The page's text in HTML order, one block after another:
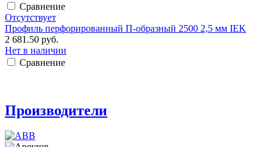
Сравнение
Отсутствует
Профиль перфорированный П-образный 2500 2,5 мм IEK
2 681.50 руб.
Нет в наличии
Сравнение
Производители